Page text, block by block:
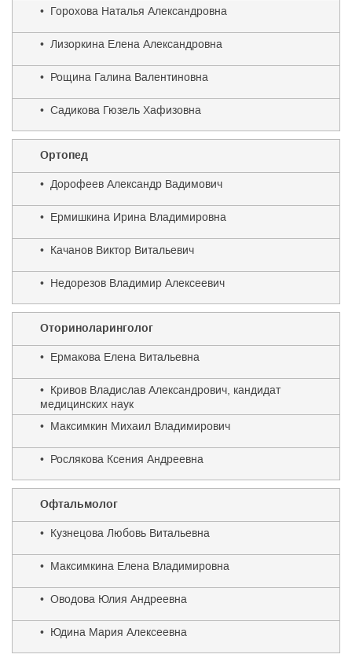
• Горохова Наталья Александровна
• Лизоркина Елена Александровна
• Рощина Галина Валентиновна
• Садикова Гюзель Хафизовна
Ортопед
• Дорофеев Александр Вадимович
• Ермишкина Ирина Владимировна
• Качанов Виктор Витальевич
• Недорезов Владимир Алексеевич
Оториноларинголог
• Ермакова Елена Витальевна
• Кривов Владислав Александрович, кандидат
медицинских наук
• Максимкин Михаил Владимирович
• Рослякова Ксения Андреевна
Офтальмолог
• Кузнецова Любовь Витальевна
• Максимкина Елена Владимировна
• Оводова Юлия Андреевна
• Юдина Мария Алексеевна